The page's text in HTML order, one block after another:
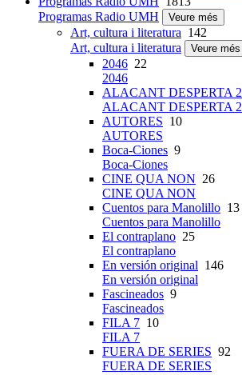
Programas Radio UMH
Veure més
Art, cultura i literatura 142
Art, cultura i literatura
Veure més
2046 22
2046
ALACANT DESPERTA 2
ALACANT DESPERTA 2
AUTORES 10
AUTORES
Boca-Ciones 9
Boca-Ciones
CINE QUA NON 26
CINE QUA NON
Cuentos para Manolillo 13
Cuentos para Manolillo
El contraplano 25
El contraplano
En versión original 146
En versión original
Fascineados 9
Fascineados
FILA 7 10
FILA 7
FUERA DE SERIES 92
FUERA DE SERIES